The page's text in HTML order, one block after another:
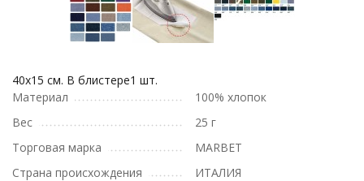
40х15 см. В блистере1 шт.
Материал
100% хлопок
Вес
25 г
Торговая марка
MARBET
Страна происхождения
ИТАЛИЯ